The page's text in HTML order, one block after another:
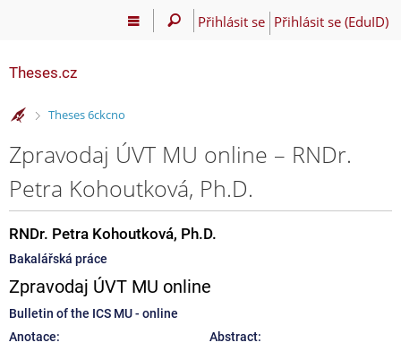
Přihlásit se Přihlásit se (EduID)
Theses.cz
>
Theses 6ckcno
Zpravodaj ÚVT MU online – RNDr.
Petra Kohoutková, Ph.D.
RNDr. Petra Kohoutková, Ph.D.
Bakalářská práce
Zpravodaj ÚVT MU online
Bulletin of the ICS MU - online
Anotace:
Abstract: